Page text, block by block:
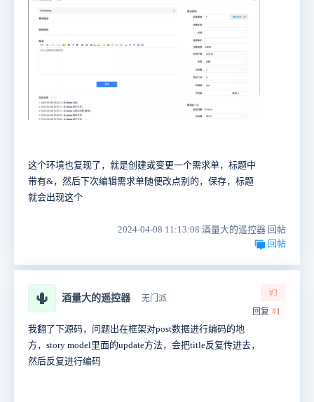
这个环境也复现了，就是创建或变更一个需求单，标题中
带有&，然后下次编辑需求单随便改点别的，保存，标题
就会出现这个
2024-04-08 11:13:08 酒量大的遥控器 回帖
回帖
🌵 酒量大的遥控器 无门派
#3
回复 #1
我翻了下源码，问题出在框架对post数据进行编码的地
方，story model里面的update方法，会把title反复传进去，
然后反复进行编码